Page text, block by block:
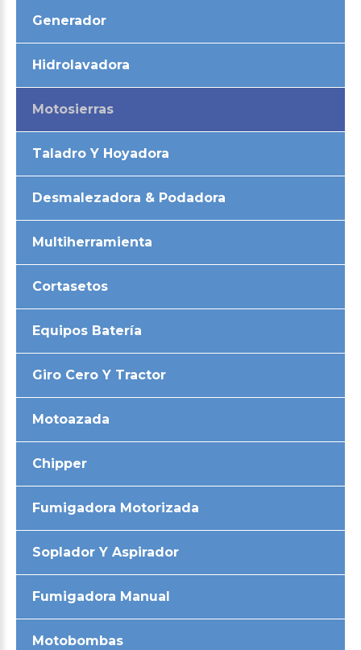
Generador
Hidrolavadora
Motosierras
Taladro Y Hoyadora
Desmalezadora & Podadora
Multiherramienta
Cortasetos
Equipos Batería
Giro Cero Y Tractor
Motoazada
Chipper
Fumigadora Motorizada
Soplador Y Aspirador
Fumigadora Manual
Motobombas